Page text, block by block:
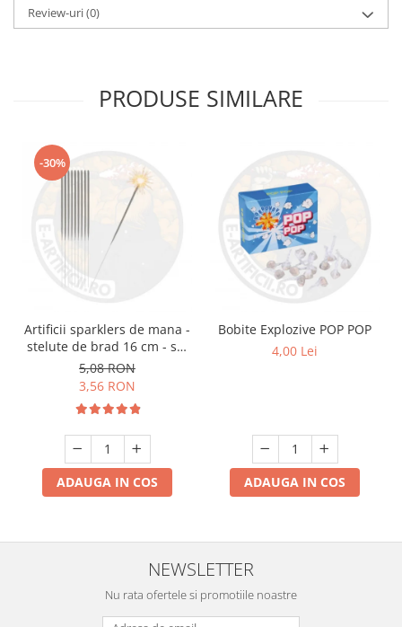
Review-uri(0)
PRODUSE SIMILARE
-30%
Artificii sparklers de mana -
stelute de brad 16 cm - set
10 buc
5,08 RON
3,56 RON
ADAUGA IN COS
Bobite Explozive POP POP
4,00 Lei
ADAUGA IN COS
NEWSLETTER
Nu rata ofertele si promotiile noastre